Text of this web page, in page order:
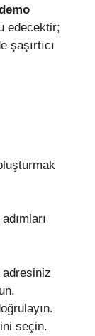
edecektir;
şaşırtıcı
adresiniz
seçin.